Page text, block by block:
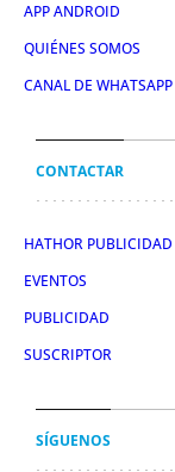
APP ANDROID
QUIÉNES SOMOS
CANAL DE WHATSAPP
CONTACTAR
HATHOR PUBLICIDAD
EVENTOS
PUBLICIDAD
SUSCRIPTOR
SÍGUENOS